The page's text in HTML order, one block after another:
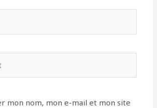
mon nom, mon e-mail et mon site